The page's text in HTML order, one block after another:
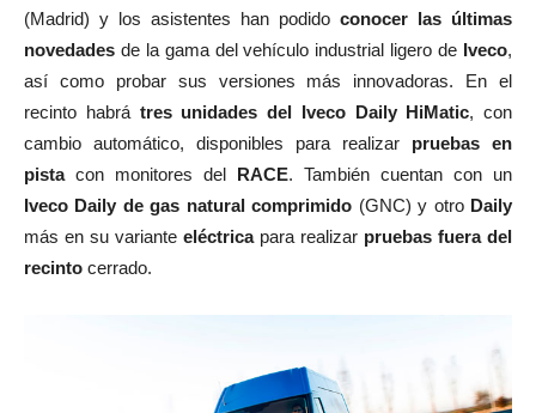
(Madrid) y los asistentes han podido conocer las últimas
novedades de la gama del vehículo industrial ligero de Iveco,
así como probar sus versiones más innovadoras. En el
recinto habrá tres unidades del Iveco Daily HiMatic, con
cambio automático, disponibles para realizar pruebas en
pista con monitores del RACE. También cuentan con un
Iveco Daily de gas natural comprimido (GNC) y otroDaily
más en su variante eléctricapara realizar pruebas fuera del
recinto cerrado.